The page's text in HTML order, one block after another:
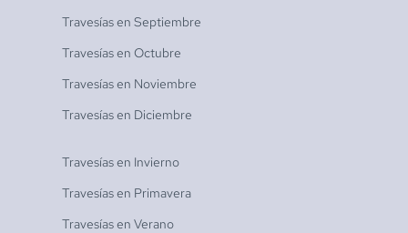
Travesías en Septiembre
Travesías en Octubre
Travesías en Noviembre
Travesías en Diciembre
Travesías en Invierno
Travesías en Primavera
Travesías en Verano